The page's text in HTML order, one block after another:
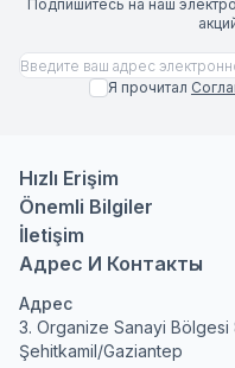
Подпишитесь на наш
Я прочитал
Hızlı Erişim
Önemli Bilgiler
İletişim
Адрес И Контакты
Адрес
3. Organize Sanayi
Şehitkamil/Gaziantep